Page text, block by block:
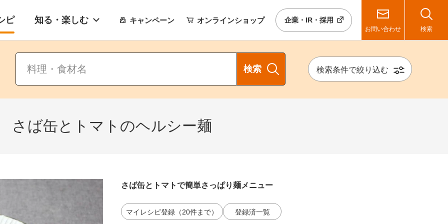
ピ 知る・楽しむ キャンペーン オンラインショップ 企業・IR・採用
お問い合わせ 検索
検索 検索条件で絞り込む
さば缶とトマトのヘルシー麺
さば缶とトマトで簡単さっぱり麺メニュー
マイレシピ登録（20件まで） 登録済一覧